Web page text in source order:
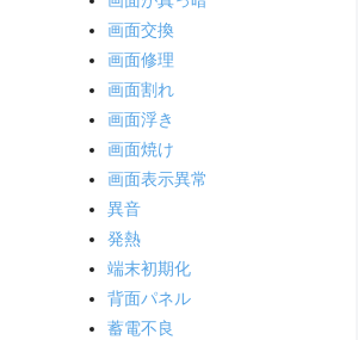
画面交換
画面修理
画面割れ
画面浮き
画面焼け
画面表示異常
異音
発熱
端末初期化
背面パネル
蓄電不良